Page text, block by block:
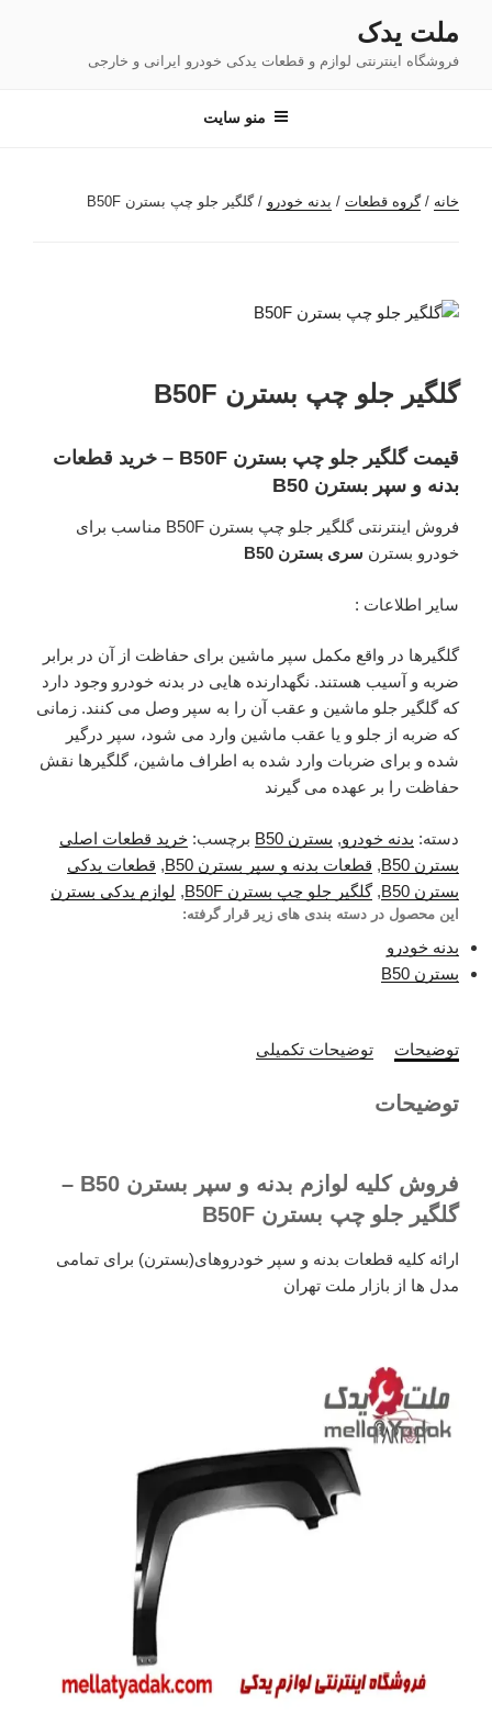
محتوا
ملت یدک
فروشگاه اینترنتی لوازم و قطعات یدکی خودرو ایرانی و خارجی
منو سایت
خانه /گروه قطعات / بدنه خودرو / گلگیر جلو چپ بسترن B50F
گلگیر جلو چپ بسترن B50F
قیمت گلگیر جلو چپ بسترن B50F – خرید قطعات
بدنه و سپر بسترن B50
فروش اینترنتی گلگیر جلو چپ بسترن B50F مناسب برای
خودرو بسترن سری بسترن B50
سایر اطلاعات :
گلگیرها در واقع مکمل سپر ماشین برای حفاظت از آن در برابر
ضربه و آسیب هستند. نگهدارنده هایی در بدنه خودرو وجود دارد
که گلگیر جلو ماشین و عقب آن را به سپر وصل می کنند. زمانی
که ضربه از جلو و یا عقب ماشین وارد می شود، سپر درگیر
شده و برای ضربات وارد شده به اطراف ماشین، گلگیرها نقش
حفاظت را بر عهده می گیرند
دسته: بدنه خودرو, بسترن B50 برچسب: خرید قطعات اصلی
بسترن B50
, قطعات بدنه و سپر بسترن B50 , قطعات یدکی
بسترن B50
,گلگیر جلو چپ بسترن B50F , لوازم یدکی بسترن
این محصول در دسته بندی های زیر قرار گرفته:
بدنه خودرو
بسترن B50
توضیحات توضیحات تکمیلی
توضیحات
فروش کلیه لوازم بدنه و سپر بسترن B50 –
گلگیر جلو چپ بسترن B50F
ارائه کلیه قطعات بدنه و سپر خودروهای(بسترن) برای تمامی
مدل ها از بازار ملت تهران